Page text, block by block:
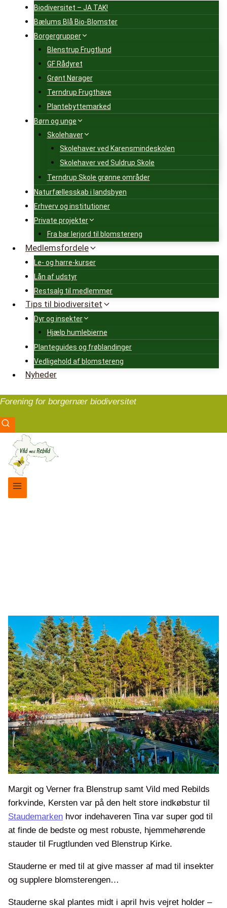
Biodiversitet – JA TAK!
Bælums Blå Bio-Blomster
Borgergrupper
Blenstrup Frugtlund
GF Rådyret
Grønt Nørager
Terndrup Frugthave
Plantebyttemarked
Børn og unge
Skolehaver
Skolehaver ved Karensmindeskolen
Skolehaver ved Suldrup Skole
Terndrup Skole grønne områder
Naturfællesskab i landsbyen
Erhverv og institutioner
Private projekter
Fra bar lerjord til blomstereng
Medlemsfordele
Le- og harre-kurser
Lån af udstyr
Restsalg til medlemmer
Tips til biodiversitet
Dyr og insekter
Hjælp humlebierne
Planteguides og frøblandinger
Vedligehold af blomstereng
Nyheder
Forening for borgernær biodiversitet
Margit og Verner fra Blenstrup samt Vild med Rebilds
forkvinde, Kersten var på den helt store indkøbstur til
Staudemarken hvor indehaveren Tina var super god til
at finde de bedste og mest robuste, hjemmehørende
stauder til Frugtlunden ved Blenstrup Kirke.
Stauderne er med til at give masser af mad til insekter
og supplere blomsterengen…
Stauderne skal plantes midt i april hvis vejret holder –